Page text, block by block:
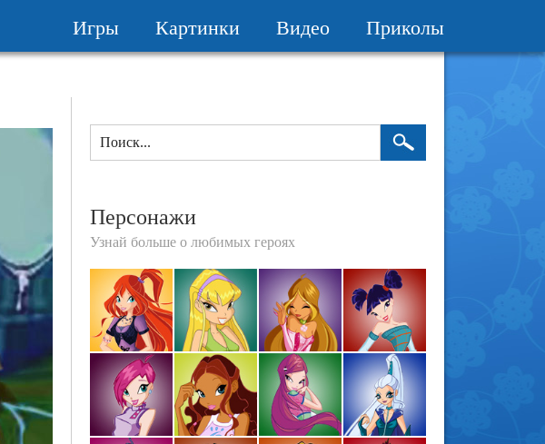
Приколы
Видео
Картинки
Игры
Персонажи
Узнай больше о любимых героях